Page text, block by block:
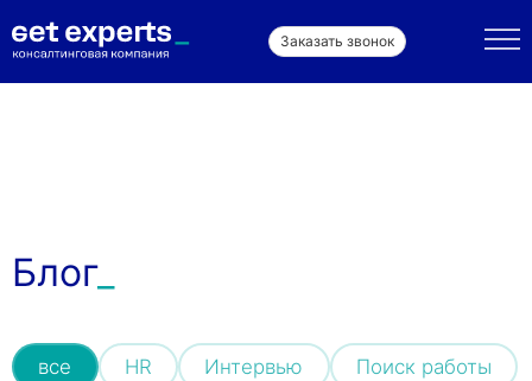
Заказать звонок
Блог
HR Интервью Поиск работы
все